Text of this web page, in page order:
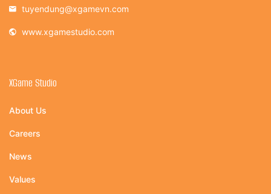
tuyendung@xgamevn.com
www.xgamestudio.com
XGame Studio
About Us
Careers
News
Values